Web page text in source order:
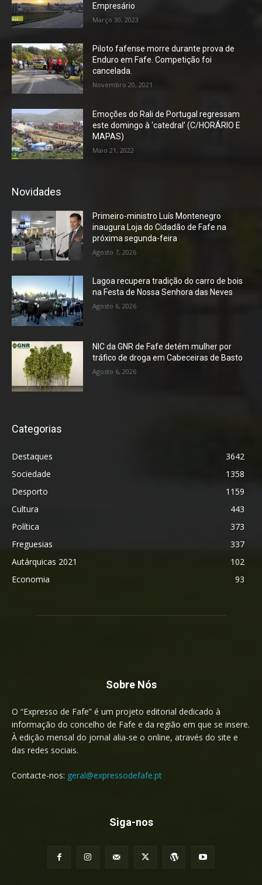
Empresário
Março 30, 2023
Piloto fafense morre durante prova de
Enduro em Fafe. Competição foi
cancelada.
Novembro 20, 2021
Emoções do Rali de Portugal regressam
este domingo à ‘catedral’ (C/HORÁRIO E
MAPAS)
Maio 21, 2022
Novidades
Primeiro-ministro Luís Montenegro
inaugura Loja do Cidadão de Fafe na
próxima segunda-feira
Agosto 7, 2026
Lagoa recupera tradição do carro de bois
na Festa de Nossa Senhora das Neves
Agosto 6, 2026
NIC da GNR de Fafe detém mulher por
tráfico de droga em Cabeceiras de Basto
Agosto 6, 2026
Categorias
Destaques
3642
Sociedade
1358
Desporto
1159
Cultura
443
Política
373
Freguesias
337
Autárquicas 2021
102
Economia
93
Sobre Nós
O “Expresso de Fafe” é um projeto editorial dedicado à
informação do concelho de Fafe e da região em que se insere.
À edição mensal do jornal alia-se o online, através do site e
das redes sociais.
Contacte-nos: geral@expressodefafe.pt
Siga-nos